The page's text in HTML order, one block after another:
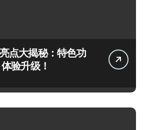
点大揭秘：特色功
验升级！